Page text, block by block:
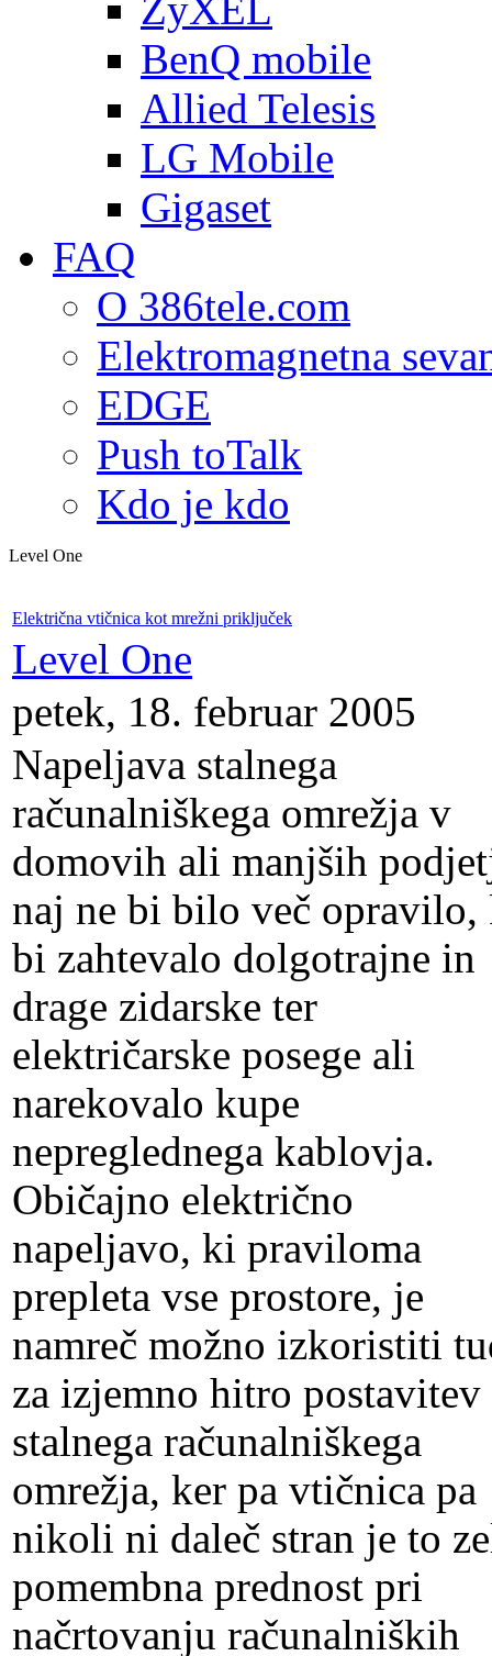
BenQ mobile
Allied Telesis
LG Mobile
Gigaset
FAQ
O 386tele.com
Elektromagnetna
EDGE
Push toTalk
Kdo je kdo
Level One
Električna vtičnica kot mrežni priključek
Level One
petek, 18. februar 2005
Napeljava stalnega
računalniškega omrežja v
domovih ali manjših
naj ne bi bilo več opravilo,
bi zahtevalo dolgotrajne in
drage zidarske ter
električarske posege ali
narekovalo kupe
nepreglednega kablovja.
Običajno električno
napeljavo, ki praviloma
prepleta vse prostore, je
namreč možno izkoristiti
za izjemno hitro postavitev
stalnega računalniškega
omrežja, ker pa vtičnica pa
nikoli ni daleč stran je to
pomembna prednost pri
načrtovanju računalniških